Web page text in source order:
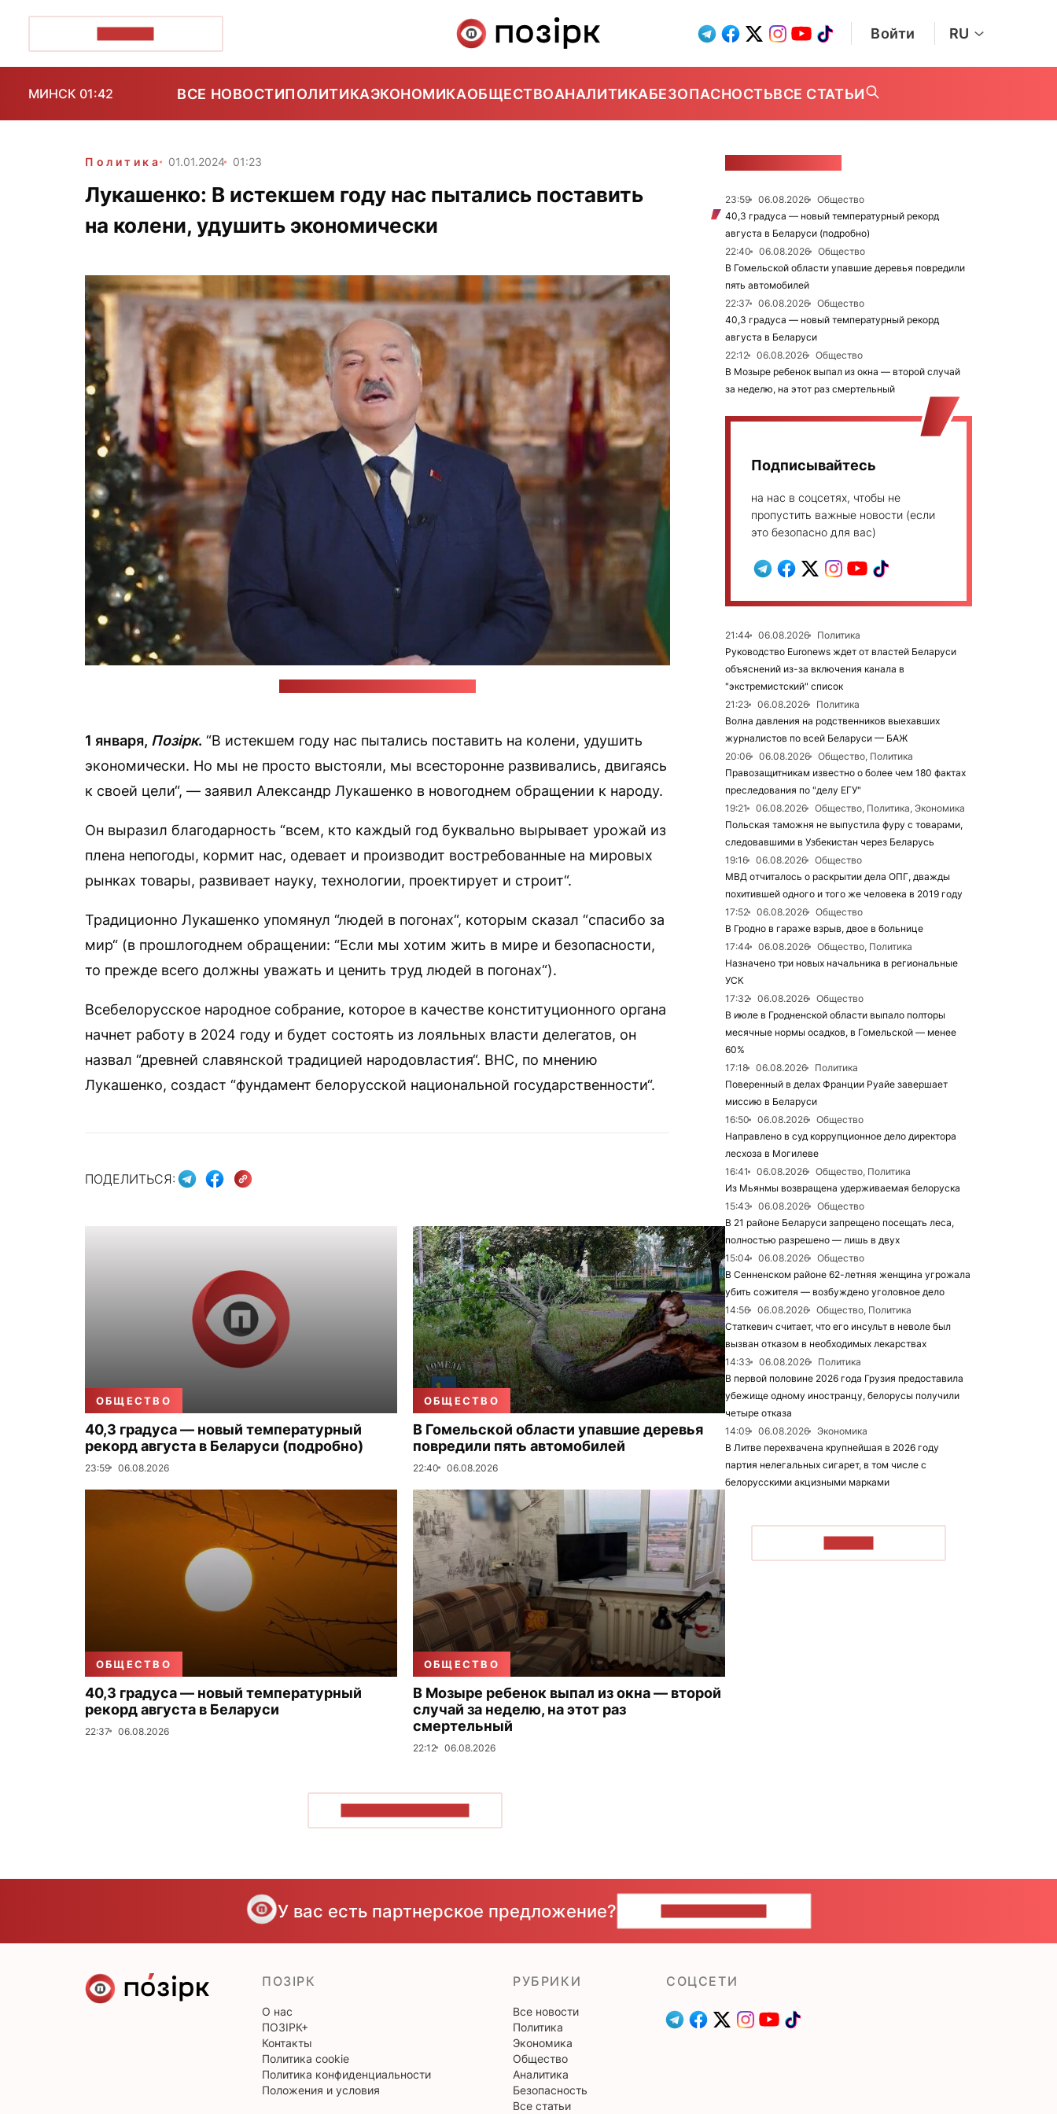
Войти RU
МИНСК 01:42 ВСЕ НОВОСТИПОЛИТИКАЭКОНОМИКАОБЩЕСТВОАНАЛИТИКАБЕЗОПАСНОСТЬВСЕ СТАТЬИ
Политика 01.01.2024 01:23
Лукашенко: В истекшем году нас пытались поставить
на колени, удушить экономически
1 января, Позірк. “В истекшем году нас пытались поставить на колени, удушить
экономически. Но мы не просто выстояли, мы всесторонне развивались, двигаясь
к своей цели“, — заявил Александр Лукашенко в новогоднем обращении к народу.
Он выразил благодарность “всем, кто каждый год буквально вырывает урожай из
плена непогоды, кормит нас, одевает и производит востребованные на мировых
рынках товары, развивает науку, технологии, проектирует и строит“.
Традиционно Лукашенко упомянул “людей в погонах“, которым сказал “спасибо за
мир“ (в прошлогоднем обращении: “Если мы хотим жить в мире и безопасности,
то прежде всего должны уважать и ценить труд людей в погонах“).
Всебелорусское народное собрание, которое в качестве конституционного органа
начнет работу в 2024 году и будет состоять из лояльных власти делегатов, он
назвал “древней славянской традицией народовластия“. ВНС, по мнению
Лукашенко, создаст “фундамент белорусской национальной государственности“.
ПОДЕЛИТЬСЯ:
ОБЩЕСТВО
40,3 градуса — новый температурный
рекорд августа в Беларуси (подробно)
23:59 06.08.2026
ОБЩЕСТВО
В Гомельской области упавшие деревья
повредили пять автомобилей
22:40 06.08.2026
ОБЩЕСТВО
40,3 градуса — новый температурный
рекорд августа в Беларуси
22:37 06.08.2026
ОБЩЕСТВО
В Мозыре ребенок выпал из окна — второй
случай за неделю, на этот раз
смертельный
22:12 06.08.2026
23:59 06.08.2026
Общество
40,3 градуса — новый температурный рекорд
августа в Беларуси (подробно)
22:40
06.08.2026
Общество
В Гомельской области упавшие деревья повредили
пять автомобилей
22:37
06.08.2026
Общество
40,3 градуса — новый температурный рекорд
августа в Беларуси
22:12
06.08.2026
Общество
В Мозыре ребенок выпал из окна — второй случай
за неделю, на этот раз смертельный
Подписывайтесь
на нас в соцсетях, чтобы не
пропустить важные новости (если
это безопасно для вас)
21:44 06.08.2026
Политика
Руководство Euronews ждет от властей Беларуси
объяснений из-за включения канала в
"экстремистский" список
21:23
06.08.2026
Политика
Волна давления на родственников выехавших
журналистов по всей Беларуси — БАЖ
20:06
06.08.2026
Общество, Политика
Правозащитникам известно о более чем 180 фактах
преследования по "делу ЕГУ"
19:21
06.08.2026
Общество, Политика, Экономика
Польская таможня не выпустила фуру с товарами,
следовавшими в Узбекистан через Беларусь
19:16
06.08.2026
Общество
МВД отчиталось о раскрытии дела ОПГ, дважды
похитившей одного и того же человека в 2019 году
17:52
06.08.2026
Общество
В Гродно в гараже взрыв, двое в больнице
17:44
06.08.2026
Общество, Политика
Назначено три новых начальника в региональные
УСК
17:32
06.08.2026
Общество
В июле в Гродненской области выпало полторы
месячные нормы осадков, в Гомельской — менее
60%
17:18
06.08.2026
Политика
Поверенный в делах Франции Руайе завершает
миссию в Беларуси
16:50
06.08.2026
Общество
Направлено в суд коррупционное дело директора
лесхоза в Могилеве
16:41
06.08.2026
Общество, Политика
Из Мьянмы возвращена удерживаемая белоруска
15:43
06.08.2026
Общество
В 21 районе Беларуси запрещено посещать леса,
полностью разрешено — лишь в двух
15:04
06.08.2026
Общество
В Сенненском районе 62-летняя женщина угрожала
убить сожителя — возбуждено уголовное дело
14:56
06.08.2026
Общество, Политика
Статкевич считает, что его инсульт в неволе был
вызван отказом в необходимых лекарствах
14:33
06.08.2026
Политика
В первой половине 2026 года Грузия предоставила
убежище одному иностранцу, белорусы получили
четыре отказа
14:09
06.08.2026
Экономика
В Литве перехвачена крупнейшая в 2026 году
партия нелегальных сигарет, в том числе с
белорусскими акцизными марками
У вас есть партнерское предложение?
ПОЗІРК
О нас
ПОЗІРК+
Контакты
Политика cookie
Политика конфиденциальности
Положения и условия
РУБРИКИ
Все новости
Политика
Экономика
Общество
Аналитика
Безопасность
Все статьи
CОЦСЕТИ